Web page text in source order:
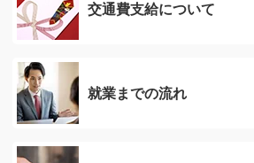
交通費支給について
就業までの流れ